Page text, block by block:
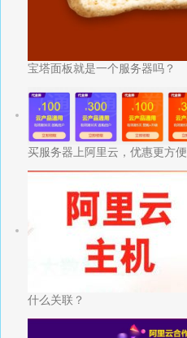
宝塔面板就是一个服务器吗？
买服务器上阿里云，优惠更方便
什么关联？